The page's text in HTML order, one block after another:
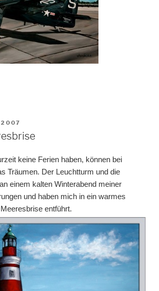
2007
keine Ferien haben, können bei
Träumen. Der Leuchtturm und die
einem kalten Winterabend meiner
und haben mich in ein warmes
entführt.